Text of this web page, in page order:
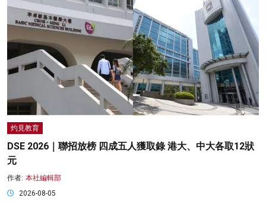
灼見教育
DSE 2026｜聯招放榜 四成五人獲取錄 港大、中大各取12狀
元
作者: 本社編輯部
2026-08-05